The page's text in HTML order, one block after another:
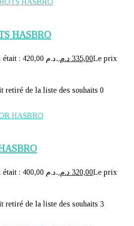
HASBRO
Le prix initial était : 420,00 د.م.. 335,00 د.م.
Le prix
retiré de la liste des souhaits 0
Le prix initial était : 400,00 د.م.. 320,00 د.م.
Le prix
retiré de la liste des souhaits 3